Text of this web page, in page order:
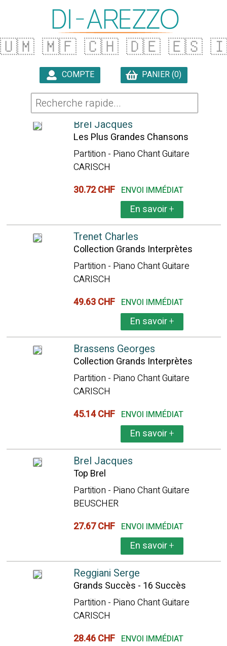
🇺🇲 🇲🇫 🇨🇭 🇩🇪 🇪🇸
COMPTE PANIER (0)
144 ARTICLES TROUVÉS
Brel Jacques
Les Plus Grandes Chansons
Partition - Piano Chant Guitare
CARISCH
30.72 CHF ENVOI IMMÉDIAT
En savoir+
Trenet Charles
Collection Grands Interprètes
Partition - Piano Chant Guitare
CARISCH
49.63 CHF ENVOI IMMÉDIAT
En savoir+
Brassens Georges
Collection Grands Interprètes
Partition - Piano Chant Guitare
CARISCH
45.14 CHF ENVOI IMMÉDIAT
En savoir+
Brel Jacques
Top Brel
Partition - Piano Chant Guitare
BEUSCHER
27.67 CHF ENVOI IMMÉDIAT
En savoir+
Reggiani Serge
Grands Succès - 16 Succès
Partition - Piano Chant Guitare
CARISCH
28.46 CHF ENVOI IMMÉDIAT